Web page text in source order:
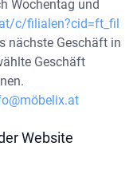
Wochentag und
c/filialen?cid=ft_fil
nächste Geschäft in
Geschäft
Website